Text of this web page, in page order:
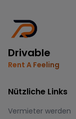
Drivable
Rent A Feeling
Nützliche Links
Vermieter werden